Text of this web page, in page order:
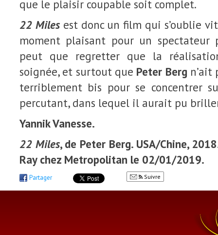
que le plaisir coupable soit complet.
22 Milesest donc un film qui s’oublie
moment plaisant pour un spectateur
peut que regretter que la
soignée, et surtout que Peter Berg n’ait
terriblement bis pour se concentrer
percutant, dans lequel il aurait pu
Yannik Vanesse.
22 Miles, de Peter Berg. USA/Chine,
Ray chez Metropolitan le 02/01/2019.
Partager Suivre